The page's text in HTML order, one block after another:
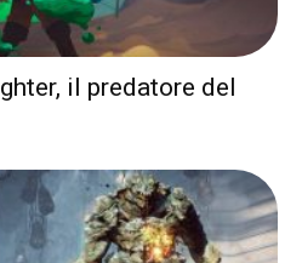
il predatore del